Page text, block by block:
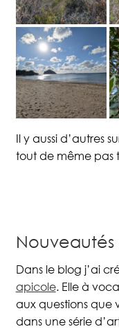
Il y aussi d’autres
tout de même pas
Nouveautés
Dans le blog j’ai
apicole. Elle à
aux questions que
dans une série